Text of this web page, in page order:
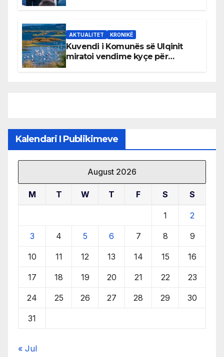
AKTUALITET KRONIKË
Kuvendi i Komunës së Ulqinit
miratoi vendime kyçe për
Kalendari I Publikimeve
August 2026
M T W T F S S
1 2
3 4 5 6 7 8 9
10 11 12 13 14 15 16
17 18 19 20 21 22 23
24 25 26 27 28 29 30
31
« Jul